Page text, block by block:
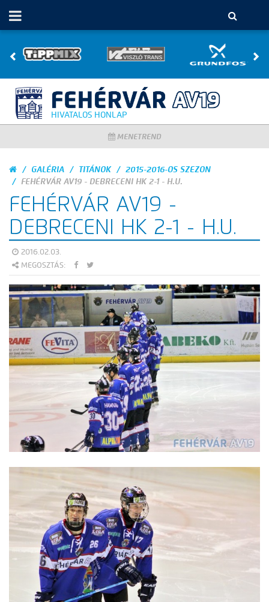
HIVATALOS HONLAP
MENETREND
GALÉRIA TITÁNOK
2015-2016-OS SZEZON
FEHÉRVÁR AV19 - DEBRECENI HK 2-1 - H.U.
FEHÉRVÁR AV19 -
DEBRECENI HK 2-1 - H.U.
2016.02.03.
MEGOSZTÁS: